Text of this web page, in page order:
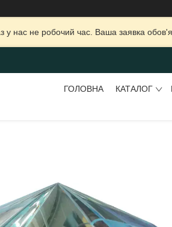
у нас не робочий час. Ваша заявка
ГОЛОВНА КАТАЛОГ